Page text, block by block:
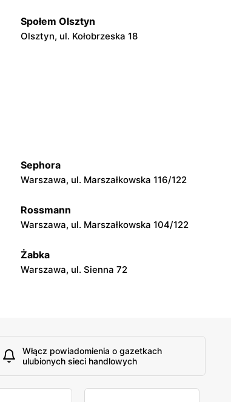
Społem Olsztyn
Olsztyn, ul. Kołobrzeska 18
Społem Olsztyn
Społem Olsztyn
Sephora
Warszawa, ul. Marszałkowska 116/122
Rossmann
Warszawa, ul. Marszałkowska 104/122
Żabka
Warszawa, ul. Sienna 72
Włącz powiadomienia o gazetkach
ulubionych sieci handlowych